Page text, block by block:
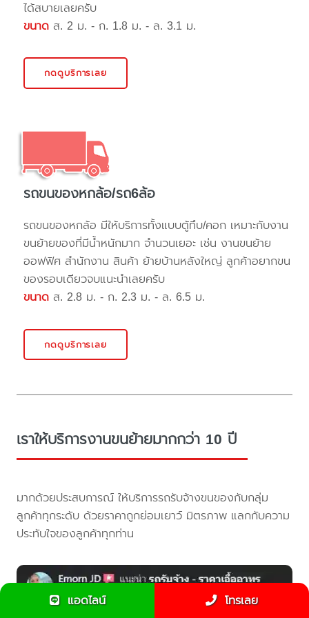
ได้สบายเลยครับ
ขนาด ส. 2 ม. - ก. 1.8 ม. - ล. 3.1 ม.
กดดูบริการเลย
รถขนของหกล้อ/รถ6ล้อ
รถขนของหกล้อ มีให้บริการทั้งแบบตู้ทึบ/คอก เหมาะกับงาน
ขนย้ายของที่มีน้ำหนักมาก จำนวนเยอะ เช่น งานขนย้าย
ออฟฟิศ สำนักงาน สินค้า ย้ายบ้านหลังใหญ่ ลูกค้าอยากขน
ของรอบเดียวจบแนะนำเลยครับ
ขนาด ส. 2.8 ม. - ก. 2.3 ม. - ล. 6.5 ม.
กดดูบริการเลย
เราให้บริการงานขนย้ายมากกว่า 10 ปี
มากด้วยประสบการณ์ ให้บริการรถรับจ้างขนของกับกลุ่ม
ลูกค้าทุกระดับ ด้วยราคาถูกย่อมเยาว์ มิตรภาพ แลกกับความ
ประทับใจของลูกค้าทุกท่าน
แอดไลน์ โทรเลย